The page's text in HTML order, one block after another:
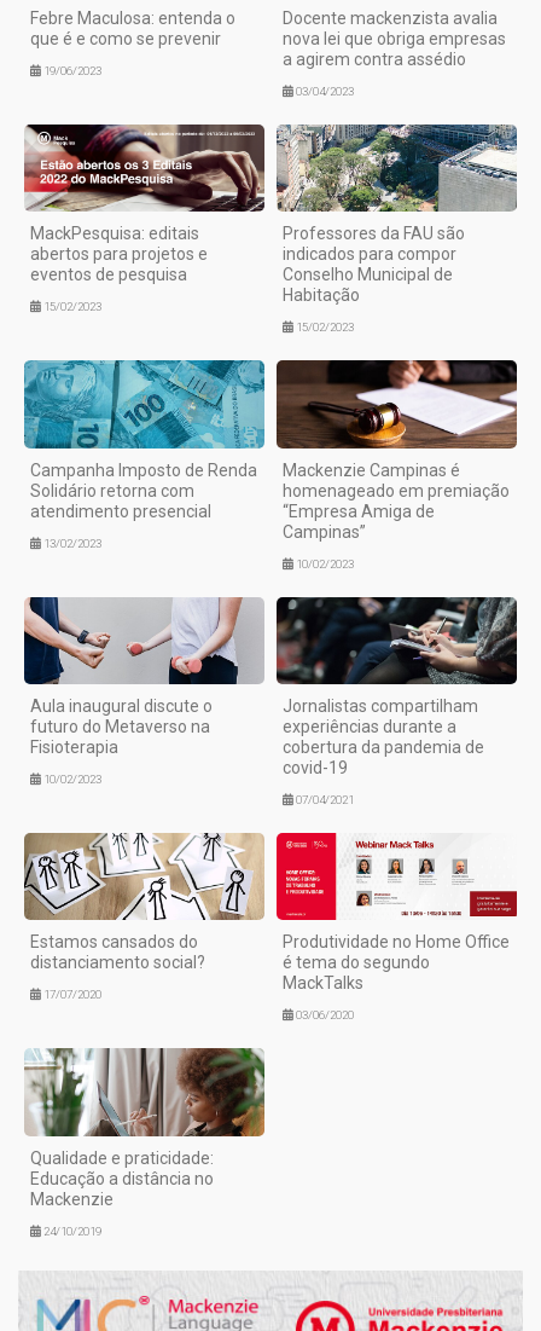
Febre Maculosa: entenda o
que é e como se prevenir
19/06/2023
Docente mackenzista avalia
nova lei que obriga empresas
a agirem contra assédio
03/04/2023
MackPesquisa: editais
abertos para projetos e
eventos de pesquisa
15/02/2023
Professores da FAU são
indicados para compor
Conselho Municipal de
Habitação
15/02/2023
Campanha Imposto de Renda
Solidário retorna com
atendimento presencial
13/02/2023
Mackenzie Campinas é
homenageado em premiação
“Empresa Amiga de
Campinas”
10/02/2023
Aula inaugural discute o
futuro do Metaverso na
Fisioterapia
10/02/2023
Jornalistas compartilham
experiências durante a
cobertura da pandemia de
covid-19
07/04/2021
Estamos cansados do
distanciamento social?
17/07/2020
Produtividade no Home Office
é tema do segundo
MackTalks
03/06/2020
Qualidade e praticidade:
Educação a distância no
Mackenzie
24/10/2019